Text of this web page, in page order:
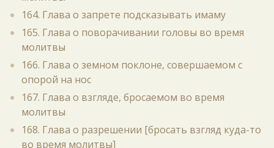
164. Глава о запрете подсказывать имаму
165. Глава о поворачивании головы во время
молитвы
166. Глава о земном поклоне, совершаемом с
опорой на нос
167. Глава о взгляде, бросаемом во время
молитвы
168. Глава о разрешении [бросать взгляд куда-то
во время молитвы]